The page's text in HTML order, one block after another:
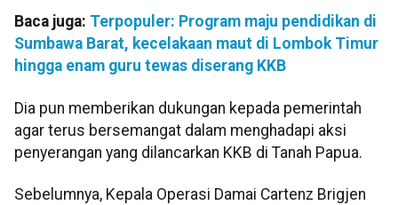
Baca juga: Terpopuler: Program maju pendidikan di
Sumbawa Barat, kecelakaan maut di Lombok Timur
hingga enam guru tewas diserang KKB
Dia pun memberikan dukungan kepada pemerintah
agar terus bersemangat dalam menghadapi aksi
penyerangan yang dilancarkan KKB di Tanah Papua.
Sebelumnya, Kepala Operasi Damai Cartenz Brigjen